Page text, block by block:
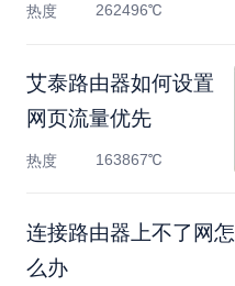
热度 262496℃
艾泰路由器如何设置
网页流量优先
热度 163867℃
连接路由器上不了网怎
么办